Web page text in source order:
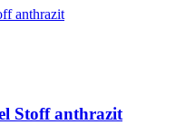
Stoff anthrazit